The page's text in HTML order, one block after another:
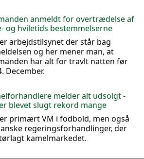
anmeldt for overtrædelse af
og hviletids bestemmelserne
arbejdstilsynet der står bag
og her mener man, at
har alt for travlt natten før
December.
melder alt udsolgt -
blevet slugt rekord mange
primært VM i fodbold, men også
regeringsforhandlinger, der
kamelmarkedet.